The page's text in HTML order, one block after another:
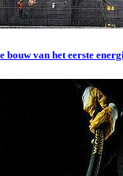
bouw van het eerste